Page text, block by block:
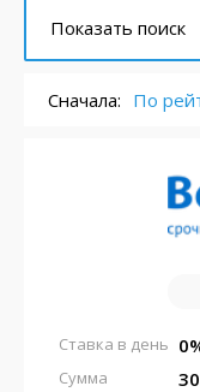
Показать поиск
Сначала: По
Ставка в день
Сумма